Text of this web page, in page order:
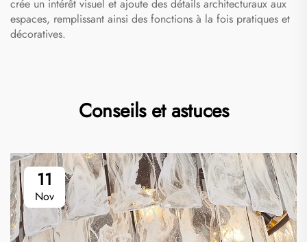
crée un intérêt visuel et ajoute des détails architecturaux aux
espaces, remplissant ainsi des fonctions à la fois pratiques et
décoratives.
Conseils et astuces
11
Nov